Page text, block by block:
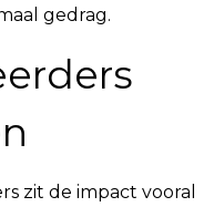
gedrag.
zit de impact vooral